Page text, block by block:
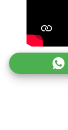
`